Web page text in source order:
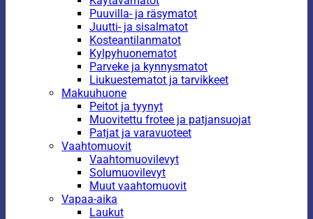
Puuvilla- ja räsymatot
Juutti- ja sisalmatot
Kosteantilanmatot
Kylpyhuonematot
Parveke ja kynnysmatot
Liukuestematot ja tarvikkeet
Makuuhuone
Peitot ja tyynyt
Muovitettu frotee ja patjansuojat
Patjat ja varavuoteet
Vaahtomuovit
Vaahtomuovilevyt
Solumuovilevyt
Muut vaahtomuovit
Vapaa-aika
Laukut